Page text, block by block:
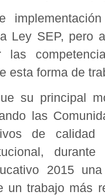
Ley SEP, pero
las
esta forma de
su principal
las
de
2015
un trabajo más